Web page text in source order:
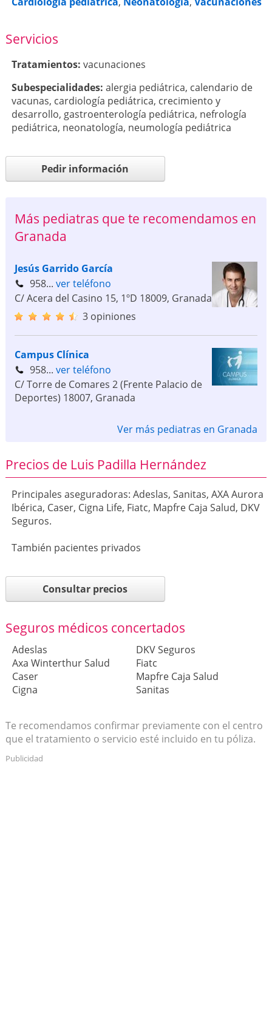
Servicios
Tratamientos: vacunaciones
Subespecialidades: alergia pediátrica, calendario de
vacunas, cardiología pediátrica, crecimiento y
desarrollo, gastroenterología pediátrica, nefrología
pediátrica, neonatología, neumología pediátrica
Pedir información
Más pediatras que te recomendamos en
Granada
Jesús Garrido García
958... ver teléfono
C/ Acera del Casino 15, 1ºD 18009, Granada
3 opiniones
Campus Clínica
958... ver teléfono
C/ Torre de Comares 2 (Frente Palacio de
Deportes) 18007, Granada
Ver más pediatras en Granada
Precios de Luis Padilla Hernández
Principales aseguradoras: Adeslas, Sanitas, AXA Aurora
Ibérica, Caser, Cigna Life, Fiatc, Mapfre Caja Salud, DKV
Seguros.
También pacientes privados
Consultar precios
Seguros médicos concertados
Adeslas
Axa Winterthur Salud
Caser
Cigna
DKV Seguros
Fiatc
Mapfre Caja Salud
Sanitas
Te recomendamos confirmar previamente con el centro
que el tratamiento o servicio esté incluido en tu póliza.
Publicidad